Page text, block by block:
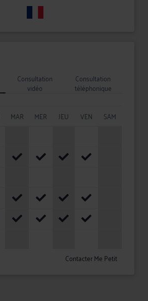
Consultation
vidéo
Consultation
téléphonique
MAR MER JEU VEN
SAM
Contacter Me Petit